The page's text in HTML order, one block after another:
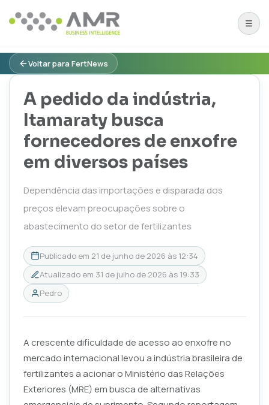
Voltar para FertNews
A pedido da indústria,
Itamaraty busca
fornecedores de enxofre
em diversos países
Dependência das importações e disparada dos
preços elevam preocupações sobre o
abastecimento do setor de fertilizantes
Publicado em 21 de junho de 2026 às 12:34
Atualizado em 31 de julho de 2026 às 19:33
Pedro
A crescente dificuldade de acesso ao enxofre no
mercado internacional levou a indústria brasileira de
fertilizantes a acionar o Ministério das Relações
Exteriores (MRE) em busca de alternativas